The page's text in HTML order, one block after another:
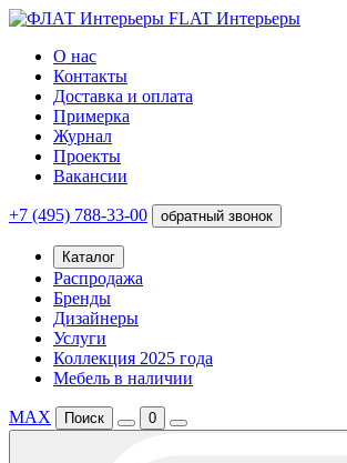
FLAT Интерьеры
О нас
Контакты
Доставка и оплата
Примерка
Журнал
Проекты
Вакансии
+7 (495) 788-33-00 обратный звонок
Каталог
Распродажа
Бренды
Дизайнеры
Услуги
Коллекция 2025 года
Мебель в наличии
MAX Поиск 0